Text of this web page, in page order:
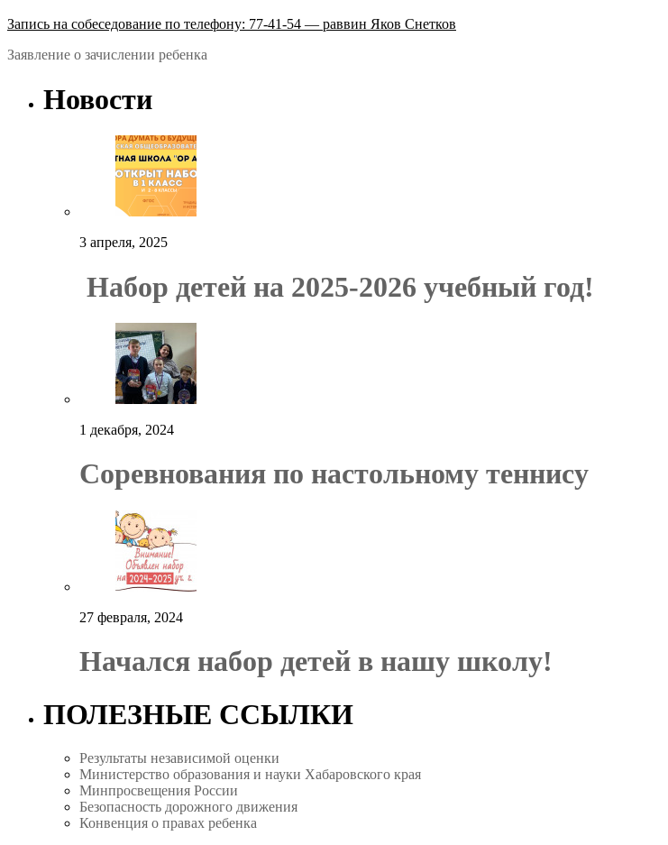
Запись на собеседование по телефону: 77-41-54 — раввин Яков Снетков
Заявление о зачислении ребенка
Новости
3 апреля, 2025
Набор детей на 2025-2026 учебный год!
1 декабря, 2024
Соревнования по настольному теннису
27 февраля, 2024
Начался набор детей в нашу школу!
ПОЛЕЗНЫЕ ССЫЛКИ
Результаты независимой оценки
Министерство образования и науки Хабаровского края
Минпросвещения России
Безопасность дорожного движения
Конвенция о правах ребенка